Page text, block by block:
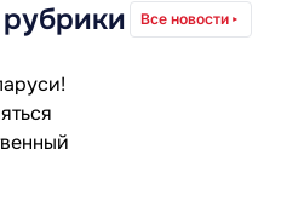
Все новости